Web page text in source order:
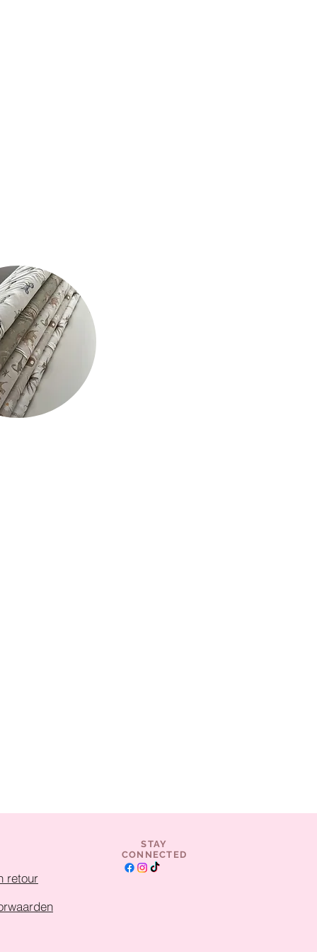
STAY
CONNECTED
retour